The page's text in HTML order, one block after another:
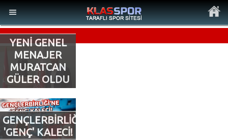
MENÜ
Ana Sayfa
Son Dakika Haberler
YENİ GENEL
MENAJER
MURATCAN
GÜLER OLDU
GENÇLERBİRLİĞİ’NE
'GENÇ' KALECİ!